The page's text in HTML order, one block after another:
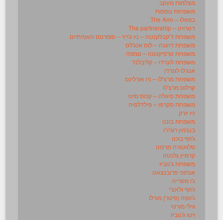
מצלמות מעקב
משפחות נוספות
בפאלו – The Arm
דטרויט – The partnership
משפחת ד'קבלקנטה – ניו ג'רזי – סופרנוס האמיתיים
משפחת דרגנה – לוס אנג'לס
משפחת טרפיקנטה – טמפה
משפחת לונרדו – קליבלנד
אנג'לו לונרדו
משפחת מרצ'לו – ניו אורלינס
קרלוס מרצ'לו
משפחת סיוולה – קנזס סיטי
משפחת סקרפו – פילדלפיה
ניו יורק
משפחת בוננו
בנג'מין רוג'ירו
ג'וזף בוננו
סלווטורה מרנזנו
קרמיין גלנטה
משפחת ג'נוביז
אנתוני פרובנצאנו
ג'ו מסריה
ג'וזף ולאצ'י
ג'וזפה (פיטר) מורלו
ווילי מורטי
ויטו ג'נוביז